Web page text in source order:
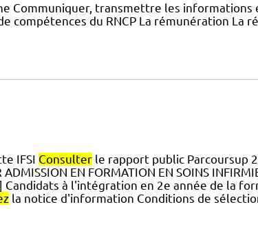
Communiquer, transmettre les informations
compétences du RNCP La rémunération La
IFSI Consulterle rapport public Parcoursup
EN FORMATION EN SOINS
Candidats à l'intégration en 2e année de la
la notice d'information Conditions de